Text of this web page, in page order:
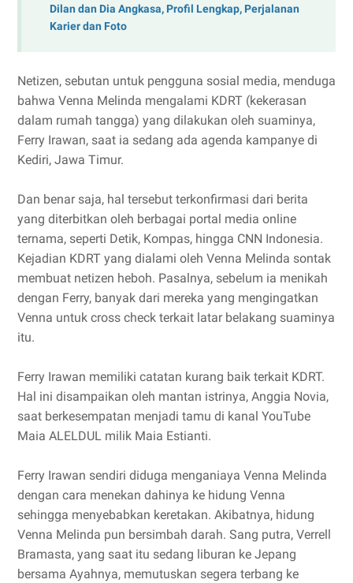
Dilan dan Dia Angkasa, Profil Lengkap, Perjalanan
Karier dan Foto
Netizen, sebutan untuk pengguna sosial media, menduga
bahwa Venna Melinda mengalami KDRT (kekerasan
dalam rumah tangga) yang dilakukan oleh suaminya,
Ferry Irawan, saat ia sedang ada agenda kampanye di
Kediri, Jawa Timur.
Dan benar saja, hal tersebut terkonfirmasi dari berita
yang diterbitkan oleh berbagai portal media online
ternama, seperti Detik, Kompas, hingga CNN Indonesia.
Kejadian KDRT yang dialami oleh Venna Melinda sontak
membuat netizen heboh. Pasalnya, sebelum ia menikah
dengan Ferry, banyak dari mereka yang mengingatkan
Venna untuk cross check terkait latar belakang suaminya
itu.
Ferry Irawan memiliki catatan kurang baik terkait KDRT.
Hal ini disampaikan oleh mantan istrinya, Anggia Novia,
saat berkesempatan menjadi tamu di kanal YouTube
Maia ALELDUL milik Maia Estianti.
Ferry Irawan sendiri diduga menganiaya Venna Melinda
dengan cara menekan dahinya ke hidung Venna
sehingga menyebabkan keretakan. Akibatnya, hidung
Venna Melinda pun bersimbah darah. Sang putra, Verrell
Bramasta, yang saat itu sedang liburan ke Jepang
bersama Ayahnya, memutuskan segera terbang ke